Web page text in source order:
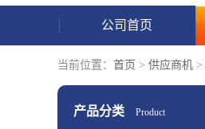
公司首页
当前位置： 首页 > 供应商机 >
产品分类 Product